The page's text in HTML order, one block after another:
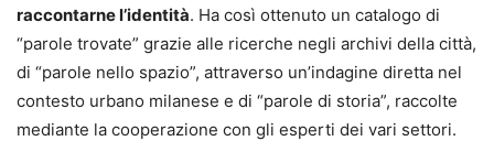
raccontarne l’identità. Ha così ottenuto un catalogo di
“parole trovate” grazie alle ricerche negli archivi della città,
di “parole nello spazio”, attraverso un’indagine diretta nel
contesto urbano milanese e di “parole di storia”, raccolte
mediante la cooperazione con gli esperti dei vari settori.